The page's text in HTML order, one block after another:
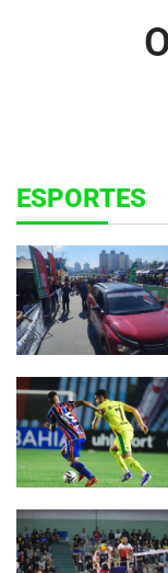
ESPORTES